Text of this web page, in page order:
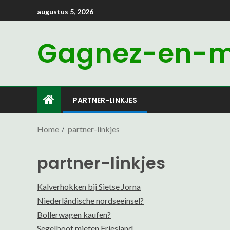
augustus 5, 2026
Gagnez-en-
PARTNER-LINKJES
Home partner-linkjes
partner-linkjes
Kalverhokken bij Sietse Jorna
Niederländische nordseeinsel?
Bollerwagen kaufen?